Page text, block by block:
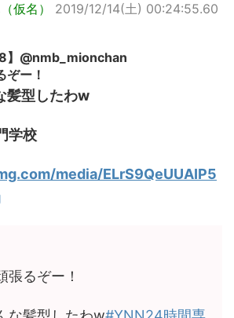
仮名）
2019/12/14(土) 00:24:55.60
】@nmb_mionchan
ぞー！
髪型したわw
学校
media/ELrS9QeUUAIP5
張るぞー！